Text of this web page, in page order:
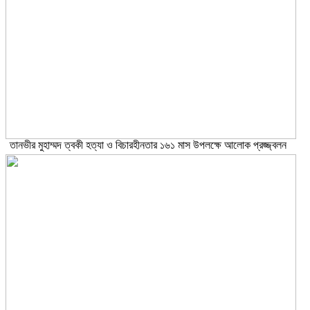
তানভীর মুহাম্মদ ত্বকী হত্যা ও বিচারহীনতার ১৬১ মাস উপলক্ষে আলোক প্রজ্জ্বলন